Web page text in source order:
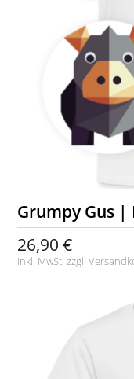
Grumpy Gus
26,90 €
inkl. MwSt. zzgl.